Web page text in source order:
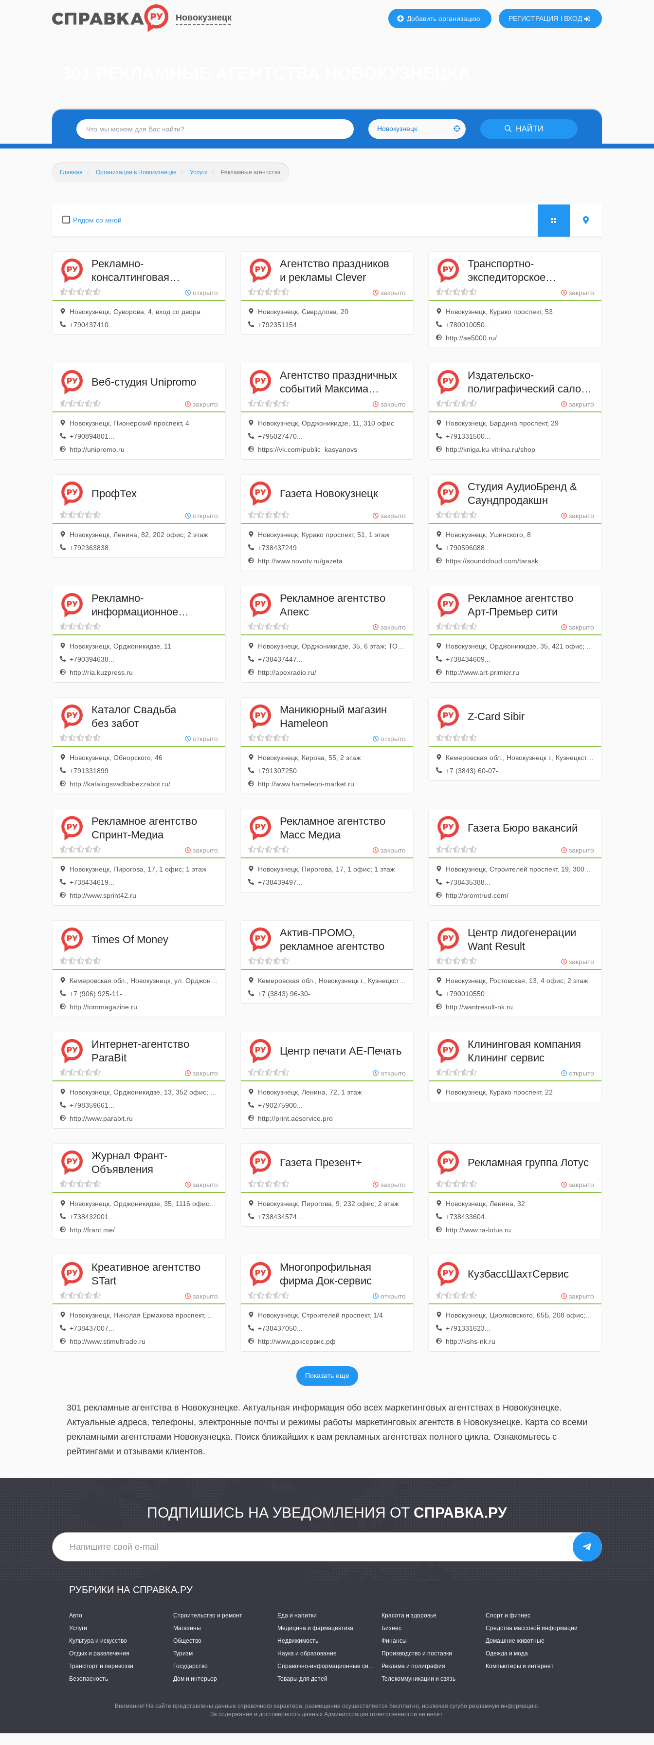
Новокузнецк Добавить организацию РЕГИСТРАЦИЯ ВХОД
Новокузнецк НАЙТИ
Главная Организации в Новокузнецке Услуги Рекламные агентства
Рядом со мной
Рекламно-
консалтинговая
компания Brand-Clubоткрыто
Новокузнецк, Суворова, 4, вход со двора
+790437410...
Агентство праздников
и рекламы Clever
закрыто
Новокузнецк, Свердлова, 20
+792351154...
Транспортно-
экспедиторское
предприятие
АВТОТРЕЙДИНГ
закрыто
Новокузнецк, Курако проспект, 53
+780010050...
http://ae5000.ru/
Веб-студия Unipromo
закрыто
Новокузнецк, Пионерский проспект, 4
+790894801...
http://unipromo.ru
Агентство праздничных
событий Максима
и Анастасии Касьяновых
закрыто
Новокузнецк, Орджоникидзе, 11, 310 офис
+795027470...
https://vk.com/public_kasyanovs
Издательско-
полиграфический салон
Книга
закрыто
Новокузнецк, Бардина проспект, 29
+791331500...
http://kniga.ku-vitrina.ru/shop
ПрофТех
открыто
Новокузнецк, Ленина, 82, 202 офис; 2 этаж
+792363838...
Газета Новокузнецк
закрыто
Новокузнецк, Курако проспект, 51, 1 этаж
+738437249...
http://www.novotv.ru/gazeta
Студия АудиоБренд &
Саундпродакшн
закрыто
Новокузнецк, Ушинского, 8
+790596088...
https://soundcloud.com/tarask
Рекламно-
информационное
агентство КузПресс
Новокузнецк, Орджоникидзе, 11
+790394638...
http://ria.kuzpress.ru
Рекламное агентство
Апекс
закрыто
Новокузнецк, Орджоникидзе, 35, 6 этаж; ТОЦ Green House
+738437447...
http://apexradio.ru/
Рекламное агентство
Арт-Премьер сити
закрыто
Новокузнецк, Орджоникидзе, 35, 421 офис; 4 этаж
+738434609...
http://www.art-primier.ru
Каталог Свадьба
без забот
открыто
Новокузнецк, Обнорского, 46
+791331899...
http://katalogsvadbabezzabot.ru/
Маникюрный магазин
Hameleon
открыто
Новокузнецк, Кирова, 55, 2 этаж
+791307250...
http://www.hameleon-market.ru
Z-Card Sibir
Кемеровская обл., Новокузнецк г., Кузнецкстроевский просп., 30
+7 (3843) 60-07-...
Рекламное агентство
Спринт-Медиа
закрыто
Новокузнецк, Пирогова, 17, 1 офис; 1 этаж
+738434619...
http://www.sprint42.ru
Рекламное агентство
Масс Медиа
закрыто
Новокузнецк, Пирогова, 17, 1 офис; 1 этаж
+738439497...
Газета Бюро вакансий
закрыто
Новокузнецк, Строителей проспект, 19, 300 офис; 3 этаж
+738435388...
http://promtrud.com/
Times Of Money
Кемеровская обл., Новокузнецк, ул. Орджоникидзе, 11
+7 (906) 925-11-...
http://tommagazine.ru
Актив-ПРОМО,
рекламное агентство
Кемеровская обл., Новокузнецк г., Кузнецкстроевский просп., 34а
+7 (3843) 96-30-...
Центр лидогенерации
Want Result
закрыто
Новокузнецк, Ростовская, 13, 4 офис; 2 этаж
+790010550...
http://wantresult-nk.ru
Интернет-агентство
ParaBit
закрыто
Новокузнецк, Орджоникидзе, 13, 352 офис; 3 этаж
+798359661...
http://www.parabit.ru
Центр печати АЕ-Печать
открыто
Новокузнецк, Ленина, 72, 1 этаж
+790275900...
http://print.aeservice.pro
Клининговая компания
Клининг сервис
открыто
Новокузнецк, Курако проспект, 22
Журнал Франт-
Объявления
закрыто
Новокузнецк, Орджоникидзе, 35, 1116 офис; 11 этаж
+738432001...
http://frant.me/
Газета Презент+
закрыто
Новокузнецк, Пирогова, 9, 232 офис; 2 этаж
+738434574...
Рекламная группа Лотус
закрыто
Новокузнецк, Ленина, 32
+738433604...
http://www.ra-lotus.ru
Креативное агентство
STart
закрыто
Новокузнецк, Николая Ермакова проспект, 9а, 329 офис; 3 этаж
+738437007...
http://www.stimultrade.ru
Многопрофильная
фирма Док-сервис
открыто
Новокузнецк, Строителей проспект, 1/4
+738437050...
http://www.доксервис.рф
КузбассШахтСервис
закрыто
Новокузнецк, Циолковского, 65Б, 208 офис; 2 этаж
+791331623...
http://kshs-nk.ru
Показать еще
301 рекламные агентства в Новокузнецке. Актуальная информация обо всех маркетинговых агентствах в Новокузнецке.
Актуальные адреса, телефоны, электронные почты и режимы работы маркетинговых агентств в Новокузнецке. Карта со всеми
рекламными агентствами Новокузнецка. Поиск ближайших к вам рекламных агентствах полного цикла. Ознакомьтесь с
рейтингами и отзывами клиентов.
ПОДПИШИСЬ НА УВЕДОМЛЕНИЯ ОТ СПРАВКА.РУ
РУБРИКИ НА СПРАВКА.РУ
Авто Строительство и ремонт Еда и напитки Красота и здоровье
Спорт и фитнес
Услуги
Магазины Медицина и фармацевтика Бизнес
Средства массовой информации
Культура и искусство
Общество Недвижимость Финансы
Домашние животные
Отдых и развлечения
Туризм Наука и образование Производство и поставки
Одежда и мода
Транспорт и перевозки
Государство Справочно-информационные системы Реклама и полиграфия
Компьютеры и интернет
Безопасность
Дом и интерьер Товары для детей Телекоммуникации и связь
Внимание! На сайте представлены данные справочного характера, размещение осуществляется бесплатно, исключая сугубо рекламную информацию.
За содержание и достоверность данных Администрация ответственности не несет.